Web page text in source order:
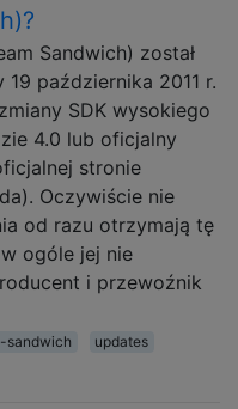
Sandwich) został
19 października 2011 r.
SDK wysokiego
4.0 lub oficjalny
stronie
Oczywiście nie
od razu otrzymają tę
ogóle jej nie
i przewoźnik
updates